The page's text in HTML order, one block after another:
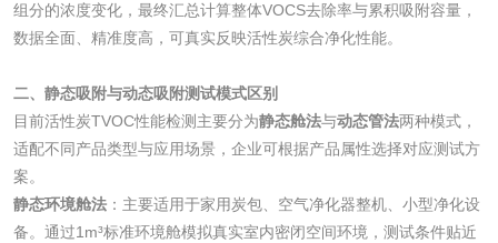
组分的浓度变化，最终汇总计算整体VOCS去除率与累积吸附容量，
数据全面、精准度高，可真实反映活性炭综合净化性能。
二、静态吸附与动态吸附测试模式区别
目前活性炭TVOC性能检测主要分为静态舱法与动态管法两种模式，
适配不同产品类型与应用场景，企业可根据产品属性选择对应测试方
案。
静态环境舱法 ：主要适用于家用炭包、空气净化器整机、小型净化设
备。通过1m³标准环境舱模拟真实室内密闭空间环境，测试条件贴近
水处理剂
水处理药剂检测
工业乳状氢氧化钙
检测
铝酸钙检测
三氯异氰尿酸检测 磷酸二氢铵检测